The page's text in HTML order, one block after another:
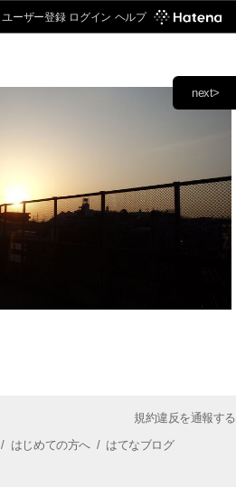
ユーザー登録 ログイン ヘルプ
next>
規約違反を通報する
/ はじめての方へ/ はてなブログ